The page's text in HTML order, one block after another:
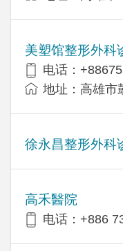
美塑馆整形外科
电话：
地址：高雄市
徐永昌整形外科
高禾醫院
电话：+886